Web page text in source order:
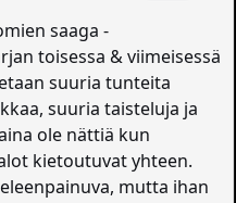
saaga -
toisessa & viimeisessä
suuria tunteita
suuria taisteluja ja
ole nättiä kun
kietoutuvat yhteen.
mutta ihan